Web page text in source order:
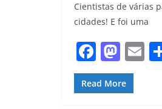
Cientistas de várias
cidades! E foi uma
F
a
c
M
a
st
E
Read More